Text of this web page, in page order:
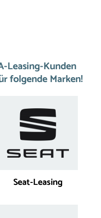
Leasing-Kunden
folgende Marken!
Seat-Leasing